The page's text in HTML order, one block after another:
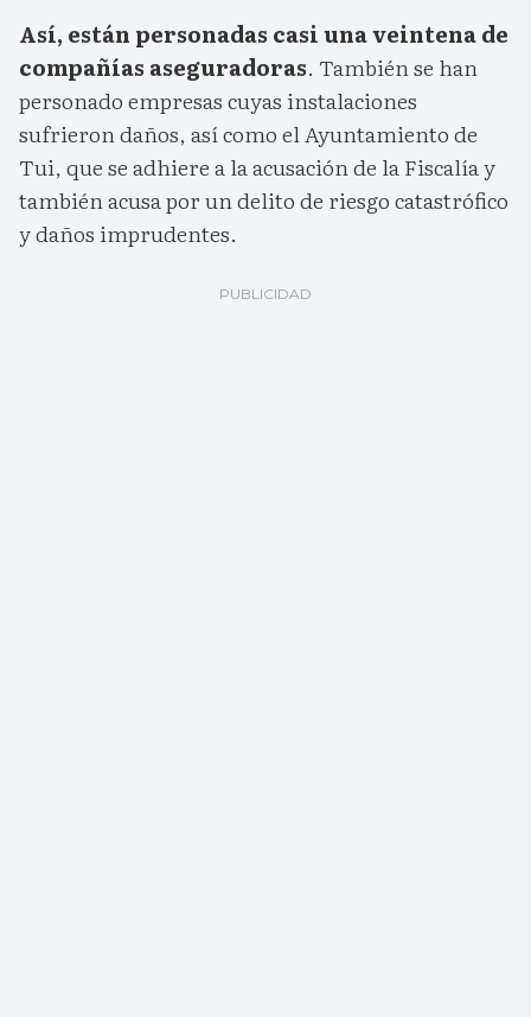
Así, están personadas casi una veintena de
compañías aseguradoras. También se han
personado empresas cuyas instalaciones
sufrieron daños, así como el Ayuntamiento de
Tui, que se adhiere a la acusación de la Fiscalía y
también acusa por un delito de riesgo catastrófico
y daños imprudentes.